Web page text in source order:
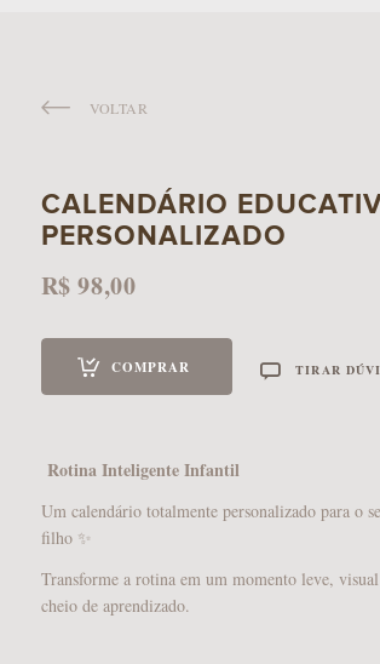
PARA FOTOGRAFOS
VOLTAR
CALENDÁRIO
PERSONALIZADO
R$98,00
COMPRAR TIRAR
Rotina Inteligente Infantil
Um calendário totalmente personalizado para o
filho ✨
Transforme a rotina em um momento leve,
cheio de aprendizado.